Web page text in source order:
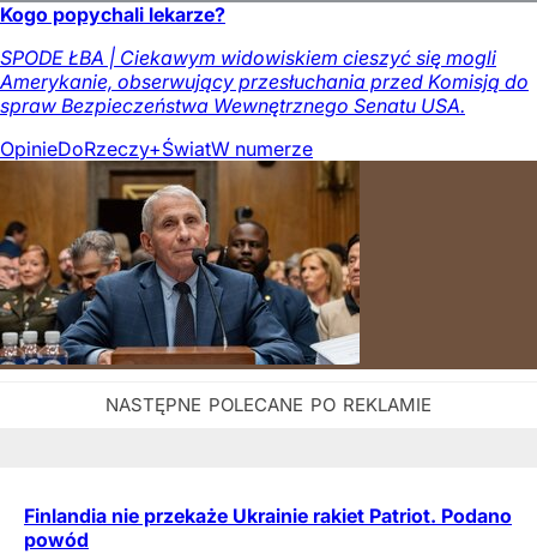
Kogo popychali lekarze?
SPODE ŁBA | Ciekawym widowiskiem cieszyć się mogli
Amerykanie, obserwujący przesłuchania przed Komisją do
spraw Bezpieczeństwa Wewnętrznego Senatu USA.
OpinieDoRzeczy+ŚwiatW numerze
Finlandia nie przekaże Ukrainie rakiet Patriot. Podano
powód